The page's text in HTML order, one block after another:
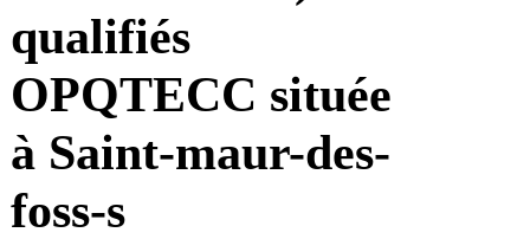
qualifiés
OPQTECC située
à Saint-maur-des-
foss-s